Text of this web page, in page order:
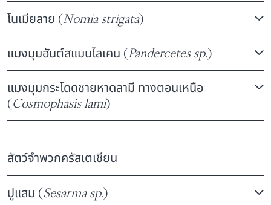
โนเมียลาย (Nomia strigata)
แมงมุมฮันต์สแมนไลเคน (Pandercetes sp.)
แมงมุมกระโดดชายหาดลามี ทางตอนเหนือ
(Cosmophasis lami)
สัตว์จำพวกครัสเตเชียน
ปูแสม (Sesarma sp.)